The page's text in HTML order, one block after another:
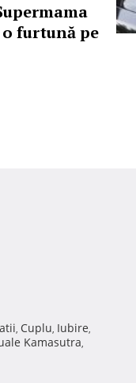
furtună pe
, Cuplu, Iubire,
Kamasutra,